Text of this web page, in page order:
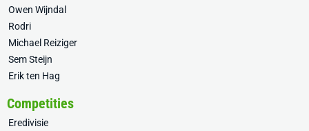
Owen Wijndal
Rodri
Michael Reiziger
Sem Steijn
Erik ten Hag
Competities
Eredivisie